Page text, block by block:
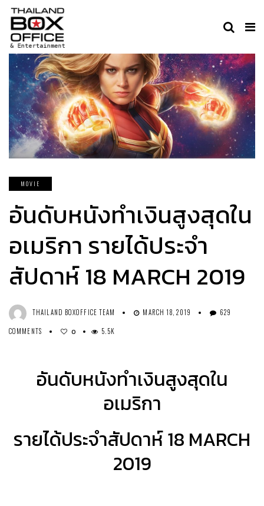
MOVIE
อันดับหนังทำเงินสูงสุดใน
อเมริกา รายได้ประจำ
สัปดาห์ 18 MARCH 2019
THAILAND BOXOFFICE TEAM MARCH 18, 2019
629
COMMENTS
0 5.5K
อันดับหนังทำเงินสูงสุดใน
อเมริกา
รายได้ประจำสัปดาห์ 18 MARCH
2019